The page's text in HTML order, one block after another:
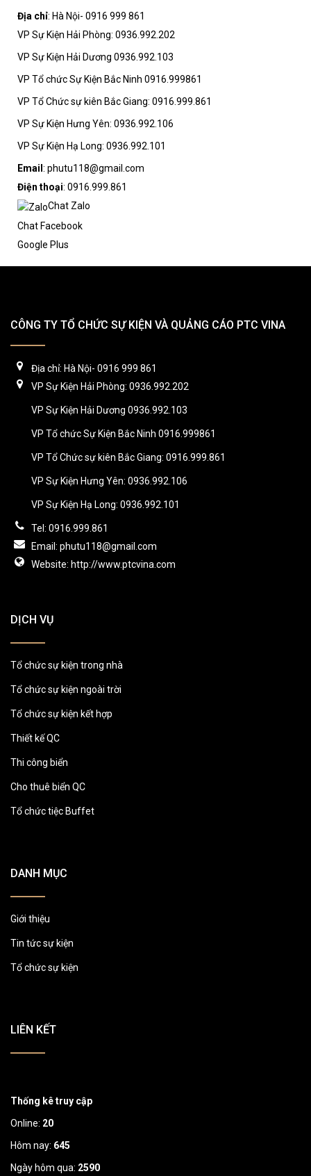
Địa chỉ: Hà Nội- 0916 999 861
VP Sự Kiện Hải Phòng: 0936.992.202
VP Sự Kiện Hải Dương 0936.992.103
VP Tổ chức Sự Kiện Bắc Ninh 0916.999861
VP Tổ Chức sự kiên Bắc Giang: 0916.999.861
VP Sự Kiện Hưng Yên: 0936.992.106
VP Sự Kiện Hạ Long: 0936.992.101
Email : phutu118@gmail.com
Điện thoại: 0916.999.861
Chat Zalo
Chat Facebook
Google Plus
CÔNG TY TỔ CHỨC SỰ KIỆN VÀ QUẢNG CÁO PTC VINA
Địa chỉ: Hà Nội- 0916 999 861
VP Sự Kiện Hải Phòng: 0936.992.202
VP Sự Kiện Hải Dương 0936.992.103
VP Tổ chức Sự Kiện Bắc Ninh 0916.999861
VP Tổ Chức sự kiên Bắc Giang: 0916.999.861
VP Sự Kiện Hưng Yên: 0936.992.106
VP Sự Kiện Hạ Long: 0936.992.101
Tel: 0916.999.861
Email: phutu118@gmail.com
Website: http://www.ptcvina.com
DỊCH VỤ
Tổ chức sự kiện trong nhà
Tổ chức sự kiện ngoài trời
Tổ chức sự kiện kết hợp
Thiết kế QC
Thi công biển
Cho thuê biển QC
Tổ chức tiệc Buffet
DANH MỤC
Giới thiệu
Tin tức sự kiện
Tổ chức sự kiện
LIÊN KẾT
Thống kê truy cập
Online: 20
Hôm nay: 645
Ngày hôm qua: 2590